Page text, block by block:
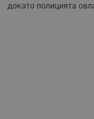
докато полицията